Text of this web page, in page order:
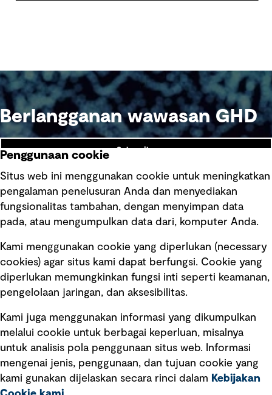
Berlangganan wawasan GHD
Subscribe
Ikuti kami
Tautan cepat
Ketentuan Penggunaan
Kebijakan privasi
Penggunaan cookie
Situs web ini menggunakan cookie untuk meningkatkan
pengalaman penelusuran Anda dan menyediakan
fungsionalitas tambahan, dengan menyimpan data
pada, atau mengumpulkan data dari, komputer Anda.
Kami menggunakan cookie yang diperlukan (necessary
cookies) agar situs kami dapat berfungsi. Cookie yang
diperlukan memungkinkan fungsi inti seperti keamanan,
pengelolaan jaringan, dan aksesibilitas.
Kami juga menggunakan informasi yang dikumpulkan
melalui cookie untuk berbagai keperluan, misalnya
untuk analisis pola penggunaan situs web. Informasi
mengenai jenis, penggunaan, dan tujuan cookie yang
kami gunakan dijelaskan secara rinci dalam Kebijakan